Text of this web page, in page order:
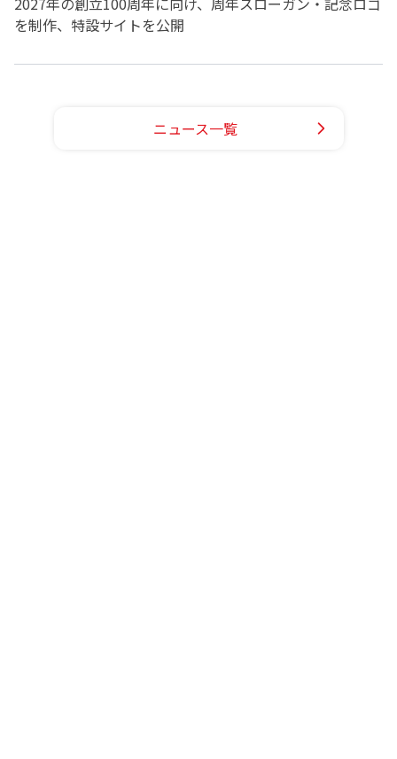
を制作、特設サイトを公開
ニュース一覧